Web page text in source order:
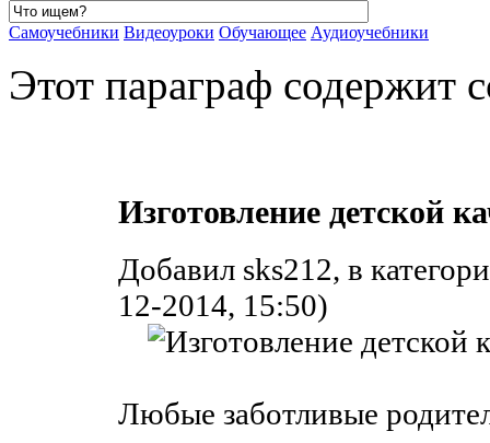
Самоучебники Видеоуроки Обучающее Аудиоучебники
Этот параграф содержит
Изготовление детской
Добавил sks212, в
12-2014, 15:50)
Любые заботливые